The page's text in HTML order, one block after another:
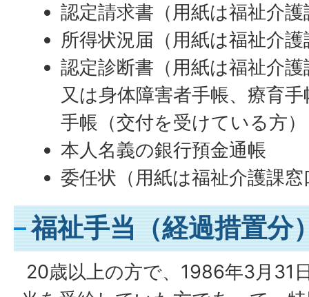
認定請求書（用紙は福祉介
所得状況届（用紙は福祉介
認定診断書（用紙は福祉介
又は身体障害者手帳、療育
手帳（交付を受けている方）
本人名義の銀行預金通帳
委任状（用紙は福祉介護課
福祉手当（経過措置分
20歳以上の方で、1986年3月31